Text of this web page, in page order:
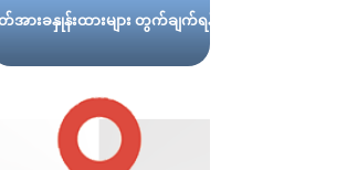
တ်အားခနှုန်းထားများ တွက်ချက်ရန်